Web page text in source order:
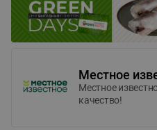
Местное
Местное
качество!